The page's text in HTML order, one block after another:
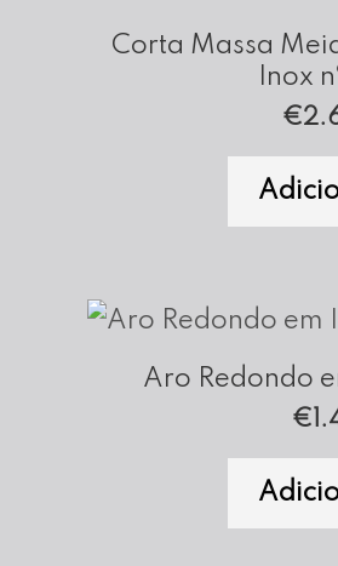
Corta Massa
Inox
€
Aro Redondo
€